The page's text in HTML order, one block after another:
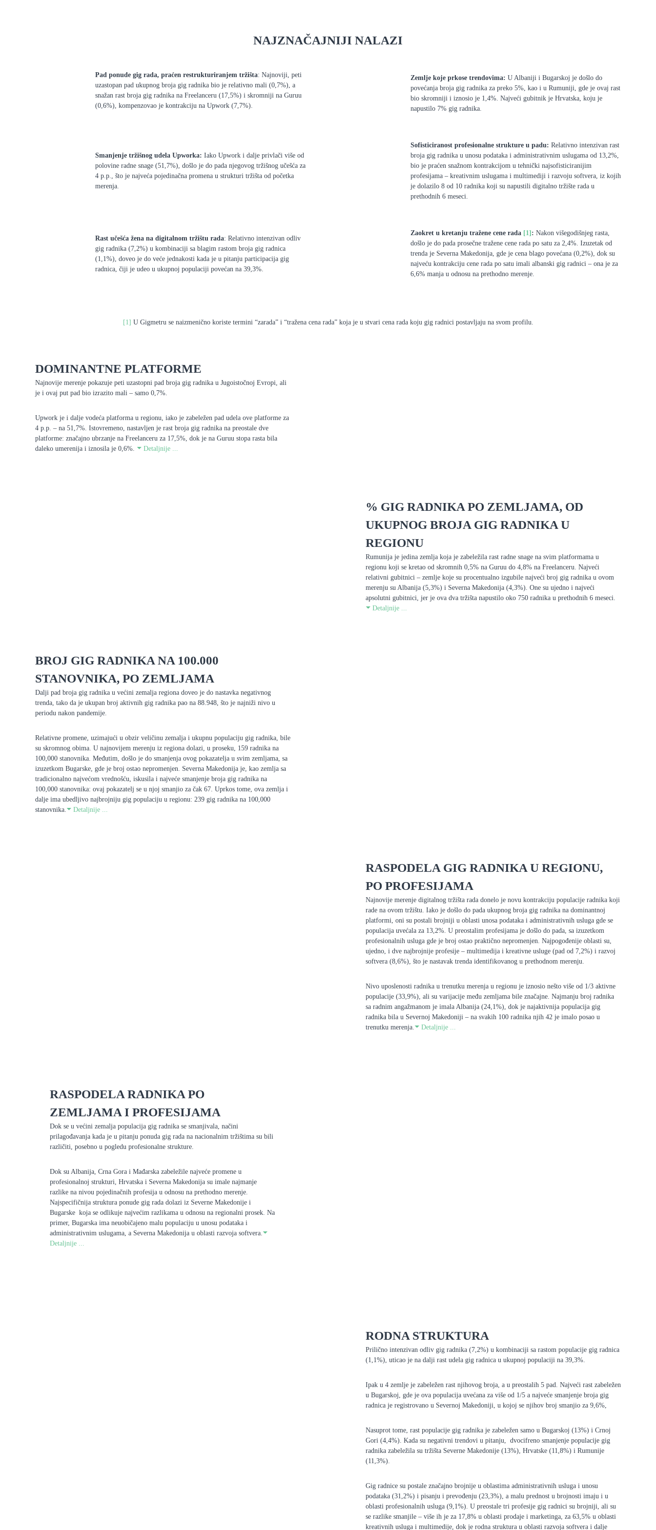
NAJZNAČAJNIJI NALAZI
Pad ponude gig rada, praćen restrukturiranjem tržišta: Najnoviji, peti
uzastopan pad ukupnog broja gig radnika bio je relativno mali (0,7%), a
snažan rast broja gig radnika na Freelanceru (17,5%) i skromniji na Guruu
(0,6%), kompenzovao je kontrakciju na Upwork (7,7%).
Zemlje koje prkose trendovima: U Albaniji i Bugarskoj je došlo do
povećanja broja gig radnika za preko 5%, kao i u Rumuniji, gde je ovaj rast
bio skromniji i iznosio je 1,4%. Najveći gubitnik je Hrvatska, koju je
napustilo 7% gig radnika.
Smanjenje tržišnog udela Upworka: Iako Upwork i dalje privlači više od
polovine radne snage (51,7%), došlo je do pada njegovog tržišnog učešća za
4 p.p., što je najveća pojedinačna promena u strukturi tržišta od početka
merenja.
Sofisticiranost profesionalne strukture u padu: Relativno intenzivan rast
broja gig radnika u unosu podataka i administrativnim uslugama od 13,2%,
bio je praćen snažnom kontrakcijom u tehnički najsofisticiranijim
profesijama – kreativnim uslugama i multimediji i razvoju softvera, iz kojih
je dolazilo 8 od 10 radnika koji su napustili digitalno tržište rada u
prethodnih 6 meseci.
Rast učešća žena na digitalnom tržištu rada: Relativno intenzivan odliv
gig radnika (7,2%) u kombinaciji sa blagim rastom broja gig radnica
(1,1%), doveo je do veće jednakosti kada je u pitanju participacija gig
radnica, čiji je udeo u ukupnoj populaciji povećan na 39,3%.
Zaokret u kretanju tražene cene rada [1] : Nakon višegodišnjeg rasta,
došlo je do pada prosečne tražene cene rada po satu za 2,4%. Izuzetak od
trenda je Severna Makedonija, gde je cena blago povećana (0,2%), dok su
najveću kontrakciju cene rada po satu imali albanski gig radnici – ona je za
6,6% manja u odnosu na prethodno merenje.
[1] U Gigmetru se naizmenično koriste termini “zarada” i “tražena cena rada” koja je u stvari cena rada koju gig radnici postavljaju na svom profilu.
DOMINANTNE PLATFORME
Najnovije merenje pokazuje peti uzastopni pad broja gig radnika u Jugoistočnoj Evropi, ali
je i ovaj put pad bio izrazito mali – samo 0,7%.
Upwork je i dalje vodeća platforma u regionu, iako je zabeležen pad udela ove platforme za
4 p.p. – na 51,7%. Istovremeno, nastavljen je rast broja gig radnika na preostale dve
platforme: značajno ubrzanje na Freelanceru za 17,5%, dok je na Guruu stopa rasta bila
daleko umerenija i iznosila je 0,6%.
Detaljnije ...
% GIG RADNIKA PO ZEMLJAMA, OD
UKUPNOG BROJA GIG RADNIKA U
REGIONU
Rumunija je jedina zemlja koja je zabeležila rast radne snage na svim platformama u
regionu koji se kretao od skromnih 0,5% na Guruu do 4,8% na Freelanceru. Najveći
relativni gubitnici – zemlje koje su procentualno izgubile najveći broj gig radnika u ovom
merenju su Albanija (5,3%) i Severna Makedonija (4,3%). One su ujedno i najveći
apsolutni gubitnici, jer je ova dva tržišta napustilo oko 750 radnika u prethodnih 6 meseci.
Detaljnije ...
BROJ GIG RADNIKA NA 100.000
STANOVNIKA, PO ZEMLJAMA
Dalji pad broja gig radnika u većini zemalja regiona doveo je do nastavka negativnog
trenda, tako da je ukupan broj aktivnih gig radnika pao na 88.948, što je najniži nivo u
periodu nakon pandemije.
Relativne promene, uzimajući u obzir veličinu zemalja i ukupnu populaciju gig radnika, bile
su skromnog obima. U najnovijem merenju iz regiona dolazi, u proseku, 159 radnika na
100,000 stanovnika. Međutim, došlo je do smanjenja ovog pokazatelja u svim zemljama, sa
izuzetkom Bugarske, gde je broj ostao nepromenjen. Severna Makedonija je, kao zemlja sa
tradicionalno najvećom vrednošću, iskusila i najveće smanjenje broja gig radnika na
100,000 stanovnika: ovaj pokazatelj se u njoj smanjio za čak 67. Uprkos tome, ova zemlja i
dalje ima ubedljivo najbrojniju gig populaciju u regionu: 239 gig radnika na 100,000
stanovnika.
Detaljnije ...
RASPODELA GIG RADNIKA U REGIONU,
PO PROFESIJAMA
Najnovije merenje digitalnog tržišta rada donelo je novu kontrakciju populacije radnika koji
rade na ovom tržištu. Iako je došlo do pada ukupnog broja gig radnika na dominantnoj
platformi, oni su postali brojniji u oblasti unosa podataka i administrativnih usluga gde se
populacija uvećala za 13,2%. U preostalim profesijama je došlo do pada, sa izuzetkom
profesionalnih usluga gde je broj ostao praktično nepromenjen. Najpogođenije oblasti su,
ujedno, i dve najbrojnije profesije – multimedija i kreativne usluge (pad od 7,2%) i razvoj
softvera (8,6%), što je nastavak trenda identifikovanog u prethodnom merenju.
Nivo uposlenosti radnika u trenutku merenja u regionu je iznosio nešto više od 1/3 aktivne
populacije (33,9%), ali su varijacije među zemljama bile značajne. Najmanju broj radnika
sa radnim angažmanom je imala Albanija (24,1%), dok je najaktivnija populacija gig
radnika bila u Severnoj Makedoniji – na svakih 100 radnika njih 42 je imalo posao u
trenutku merenja.
Detaljnije ...
RASPODELA RADNIKA PO
ZEMLJAMA I PROFESIJAMA
Dok se u većini zemalja populacija gig radnika se smanjivala, načini
prilagođavanja kada je u pitanju ponuda gig rada na nacionalnim tržištima su bili
različiti, posebno u pogledu profesionalne strukture.
Dok su Albanija, Crna Gora i Mađarska zabeležile najveće promene u
profesionalnoj strukturi, Hrvatska i Severna Makedonija su imale najmanje
razlike na nivou pojedinačnih profesija u odnosu na prethodno merenje.
Najspecifičnija struktura ponude gig rada dolazi iz Severne Makedonije i
Bugarske koja se odlikuje najvećim razlikama u odnosu na regionalni prosek. Na
primer, Bugarska ima neuobičajeno malu populaciju u unosu podataka i
administrativnim uslugama, a Severna Makedonija u oblasti razvoja softvera.
Detaljnije ...
RODNA STRUKTURA
Prilično intenzivan odliv gig radnika (7,2%) u kombinaciji sa rastom populacije gig radnica
(1,1%), uticao je na dalji rast udela gig radnica u ukupnoj populaciji na 39,3%.
Ipak u 4 zemlje je zabeležen rast njihovog broja, a u preostalih 5 pad. Najveći rast zabeležen
u Bugarskoj, gde je ova populacija uvećana za više od 1/5 a najveće smanjenje broja gig
radnica je registrovano u Severnoj Makedoniji, u kojoj se njihov broj smanjio za 9,6%,
Nasuprot tome, rast populacije gig radnika je zabeležen samo u Bugarskoj (13%) i Crnoj
Gori (4,4%). Kada su negativni trendovi u pitanju, dvocifreno smanjenje populacije gig
radnika zabeležila su tržišta Severne Makedonije (13%), Hrvatske (11,8%) i Rumunije
(11,3%).
Gig radnice su postale značajno brojnije u oblastima administrativnih usluga i unosu
podataka (31,2%) i pisanju i prevođenju (23,3%), a malu prednost u brojnosti imaju i u
oblasti profesionalnih usluga (9,1%). U preostale tri profesije gig radnici su brojniji, ali su
se razlike smanjile – više ih je za 17,8% u oblasti prodaje i marketinga, za 63,5% u oblasti
kreativnih usluga i multimedije, dok je rodna struktura u oblasti razvoja softvera i dalje